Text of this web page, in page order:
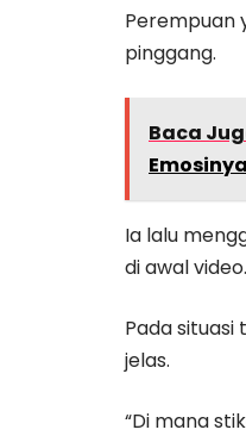
Perempuan
pinggang.
Baca
Emosinya
Ia lalu
di awal video.
Pada
jelas.
“Di mana